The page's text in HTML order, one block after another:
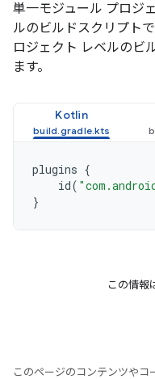
単一モジュール プロジ
ルのビルドスクリプト
ロジェクト レベルのビ
ます。
Kotlin
plugins {
id(
}
この情報
このページのコンテンツやコ